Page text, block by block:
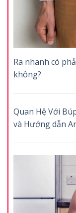
Ra nhanh có
không?
Quan Hệ Với
và Hướng dẫn